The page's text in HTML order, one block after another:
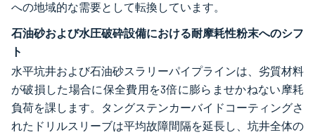
への地域的な需要として転換しています。
石油砂および水圧破砕設備における耐摩耗性粉末へのシフ
ト
水平坑井および石油砂スラリーパイプラインは、劣質材料
が破損した場合に保全費用を3倍に膨らませかねない摩耗
負荷を課します。タングステンカーバイドコーティングさ
れたドリルスリーブは平均故障間隔を延長し、坑井全体の